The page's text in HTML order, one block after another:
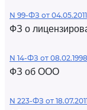
N 99-ФЗ от 04.05.2011
ФЗ о
N 14-ФЗ от 08.02.1998
ФЗ об ООО
N 223-ФЗ от